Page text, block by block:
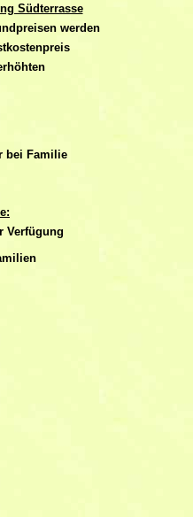
Südterrasse
werden
bei Familie
Verfügung